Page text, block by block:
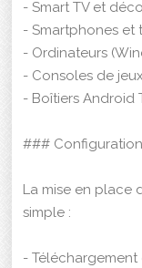
- Smart TV et
- Smartphones et
- Ordinateurs
- Consoles de jeux
- Boîtiers Android
###
La mise en place
simple :
-